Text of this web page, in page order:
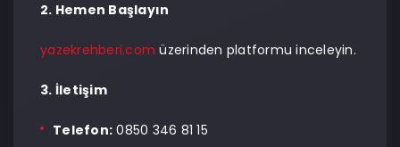
2. Hemen Başlayın
yazekrehberi.com üzerinden platformu inceleyin.
3. İletişim
Telefon: 0850 346 81 15